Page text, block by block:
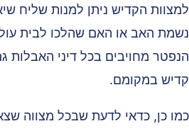
הקדיש ניתן למנות שליח
האב או האם שהלכו לבית
מחויבים בכל דיני האבלות
במקומם.
כן, כדאי לדעת שבכל מצווה